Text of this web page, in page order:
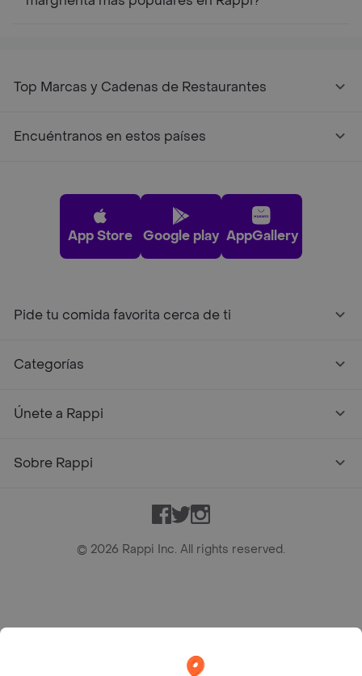
Top Marcas y Cadenas de Restaurantes
Encuéntranos en estos países
App Store Google play AppGallery
Pide tu comida favorita cerca de ti
Categorías
Únete a Rappi
Sobre Rappi
Facebook
TwitterInstagram
© 2026 Rappi Inc. All rights reserved.
Bogotá D.C. --- notificacionesrappi@rappi.com